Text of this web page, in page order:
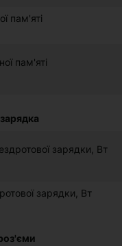
пам'яті
пам'яті
зарядки, Вт
зарядки, Вт